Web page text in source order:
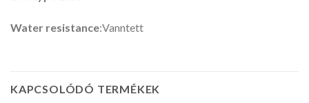
Water resistance:Vanntett
KAPCSOLÓDÓ TERMÉKEK